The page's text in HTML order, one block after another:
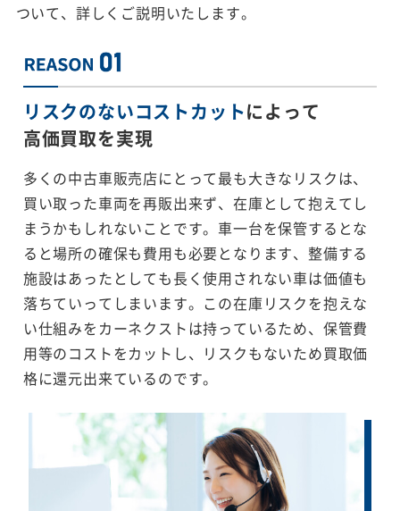
ついて、詳しくご説明いたします。
リスクのないコストカットによって
高価買取を実現
多くの中古車販売店にとって最も大きなリスクは、
買い取った車両を再販出来ず、在庫として抱えてし
まうかもしれないことです。車一台を保管するとな
ると場所の確保も費用も必要となります、整備する
施設はあったとしても長く使用されない車は価値も
落ちていってしまいます。この在庫リスクを抱えな
い仕組みをカーネクストは持っているため、保管費
用等のコストをカットし、リスクもないため買取価
格に還元出来ているのです。